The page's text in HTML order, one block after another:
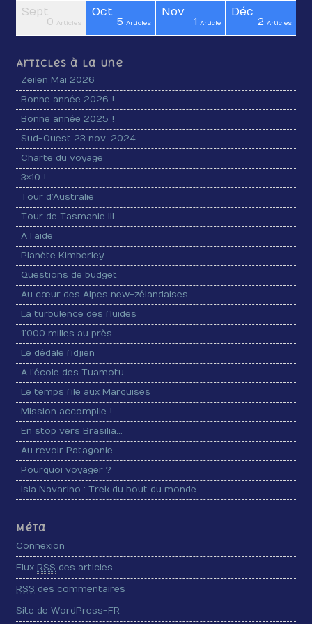
Sept
0 Articles
Oct
5 Articles
Nov
1 Article
Déc
2 Articles
Articles à la Une
Zeilen Mai 2026
Bonne année 2026 !
Bonne année 2025 !
Sud-Ouest 23 nov. 2024
Charte du voyage
3×10 !
Tour d’Australie
Tour de Tasmanie III
A l’aide
Planète Kimberley
Questions de budget
Au cœur des Alpes new-zélandaises
La turbulence des fluides
1’000 milles au près
Le dédale fidjien
A l’école des Tuamotu
Le temps file aux Marquises
Mission accomplie !
En stop vers Brasilia…
Au revoir Patagonie
Pourquoi voyager ?
Isla Navarino : Trek du bout du monde
Méta
Connexion
Flux RSS des articles
RSS des commentaires
Site de WordPress-FR